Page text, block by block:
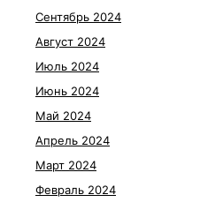
Сентябрь 2024
Август 2024
Июль 2024
Июнь 2024
Май 2024
Апрель 2024
Март 2024
Февраль 2024